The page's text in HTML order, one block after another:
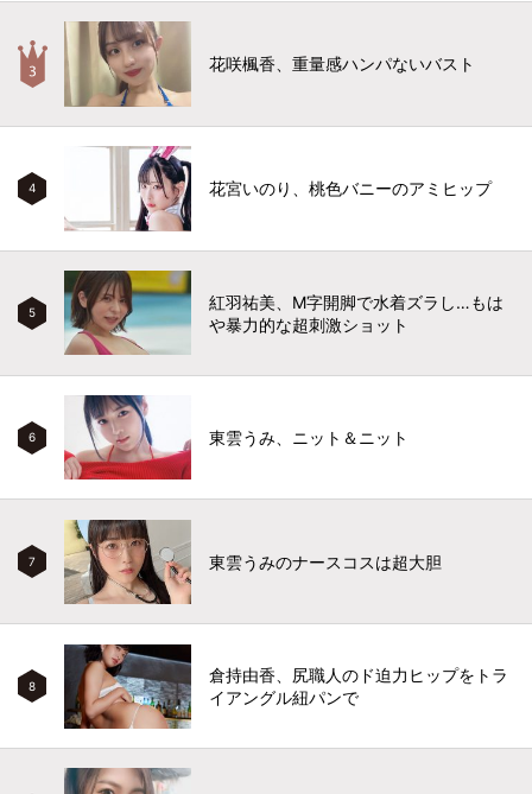
花咲楓香、重量感ハンパないバスト
4 花宮いのり、桃色バニーのアミヒップ
5
紅羽祐美、M字開脚で水着ズラし…もは
や暴力的な超刺激ショット
6 東雲うみ、ニット＆ニット
7 東雲うみのナースコスは超大胆
8
倉持由香、尻職人のド迫力ヒップをトラ
イアングル紐パンで